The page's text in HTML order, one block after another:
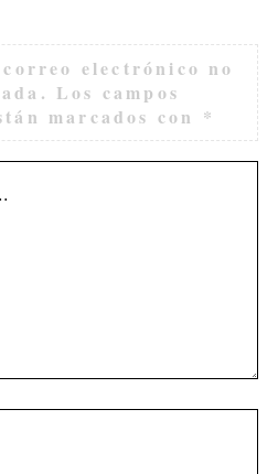
electrónico no
Los campos
marcados con *